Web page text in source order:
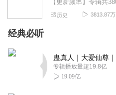
历史 3813.87万
经典必听
专辑播放量超19.8亿
19.09亿